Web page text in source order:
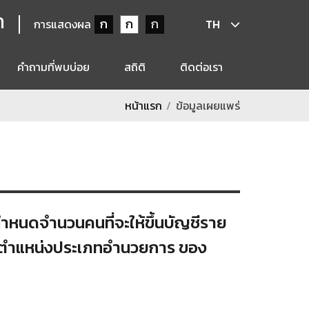
การแสดงผล ก ก ก TH
คำถามที่พบบ่อย สถิติ ติดต่อเรา
หน้าแรก ข้อมูลเผยแพร่
หนดจำนวนคนที่จะให้ขึ้นบัญชีราย
แหน่งประเภทอำนวยการ ของ